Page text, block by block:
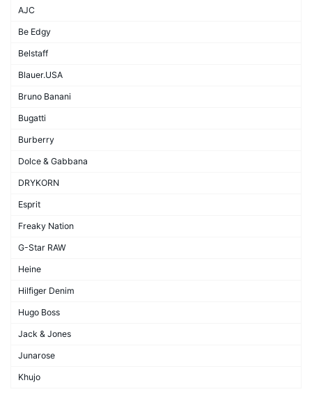
AJC
Be Edgy
Belstaff
Blauer.USA
Bruno Banani
Bugatti
Burberry
Dolce & Gabbana
DRYKORN
Esprit
Freaky Nation
G-Star RAW
Heine
Hilfiger Denim
Hugo Boss
Jack & Jones
Junarose
Khujo